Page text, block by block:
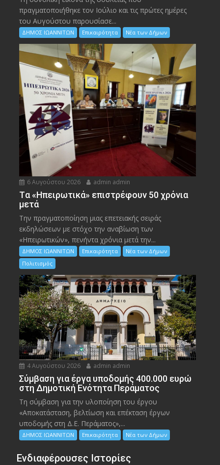
πραγματοποιήθηκε τον Ιούλιο και τις πρώτες ημέρες
του Αυγούστου παρουσίασε...
ΔΗΜΟΣ ΙΩΑΝΝΙΤΩΝ Επικαιρότητα Νέα των Δήμων
6 Αυγούστου 2026 admin admin
Tα «Ηπειρωτικά» επιστρέφουν 50 χρόνια
μετά
Την πραγματοποίηση μιας επετειακής σειράς
εκδηλώσεων με στόχο την αναβίωση των
«Ηπειρωτικών», πενήντα χρόνια μετά την...
ΔΗΜΟΣ ΙΩΑΝΝΙΤΩΝ Επικαιρότητα
Νέα των Δήμων
Πολιτισμός
4 Αυγούστου 2026 admin admin
Σύμβαση για έργα υποδομής 400.000 ευρώ
στη Δημοτική Ενότητα Περάματος
Τη σύμβαση για την υλοποίηση του έργου
«Αποκατάσταση, βελτίωση και επέκταση έργων
υποδομής στη Δ.Ε. Περάματος»,...
ΔΗΜΟΣ ΙΩΑΝΝΙΤΩΝ Επικαιρότητα Νέα των Δήμων
Ενδιαφέρουσες Ιστορίες